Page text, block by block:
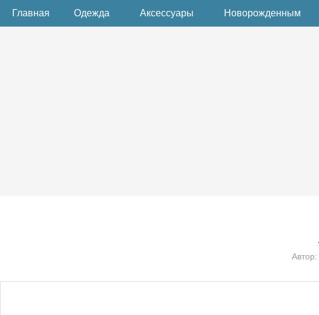
Главная Одежда Аксессуары Новорожденным
Автор: